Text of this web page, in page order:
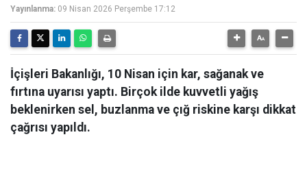
Yayınlanma: 09 Nisan 2026 Perşembe 17:12
İçişleri Bakanlığı, 10 Nisan için kar, sağanak ve
fırtına uyarısı yaptı. Birçok ilde kuvvetli yağış
beklenirken sel, buzlanma ve çığ riskine karşı dikkat
çağrısı yapıldı.